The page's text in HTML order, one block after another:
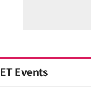
ET Events